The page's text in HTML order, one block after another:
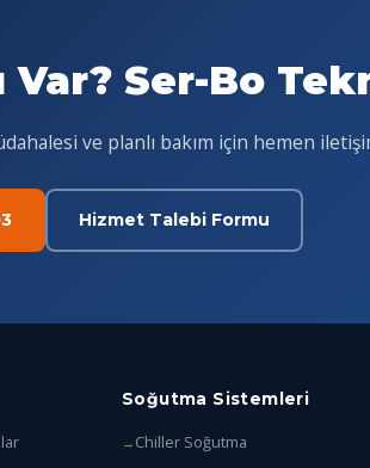
Ser-Bo
ve planlı bakım için hemen
Hizmet Talebi Formu
Soğutma Sistemleri
Chiller Soğutma